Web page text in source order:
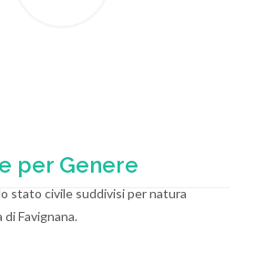
per Genere
stato civile suddivisi per natura
Favignana.